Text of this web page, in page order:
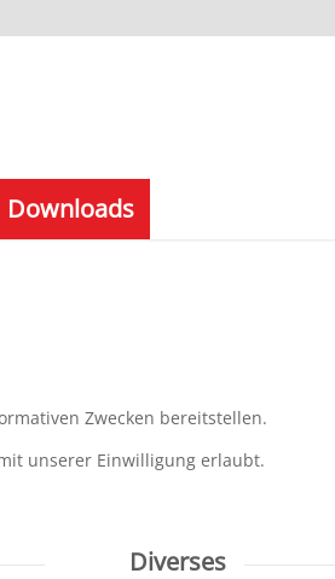
Downloads
Zwecken bereitstellen.
unserer Einwilligung erlaubt.
Diverses